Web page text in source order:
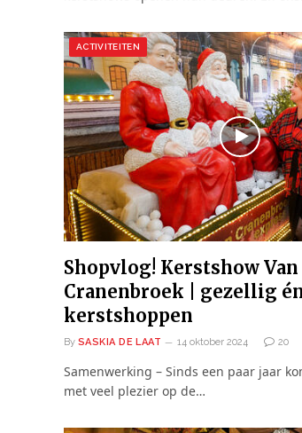
ACTIVITEITEN
Shopvlog! Kerstshow Van
Cranenbroek | gezellig
kerstshoppen
By SASKIA DE LAAT 14 oktober 2024 20
Samenwerking – Sinds een paar jaar
met veel plezier op de…